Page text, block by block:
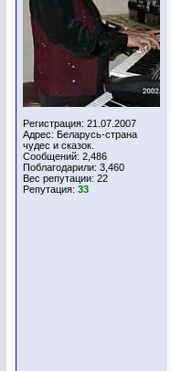
Регистрация: 21.07.2007
Адрес: Беларусь-страна
чудес и сказок.
Сообщений: 2,486
Поблагодарили: 3,460
Вес репутации: 22
Репутация: 33